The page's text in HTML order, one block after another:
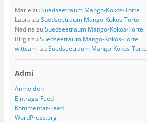
Marie zuSuedseetraum Mango-Kokos-Torte
Laura zuSuedseetraum Mango-Kokos-Torte
Nadine zuSuedseetraum Mango-Kokos-Torte
BirgitzuSuedseetraum Mango-Kokos-Torte
wittcami zuSuedseetraum Mango-Kokos-Torte
Admi
Anmelden
Eintrags-Feed
Kommentar-Feed
WordPress.org